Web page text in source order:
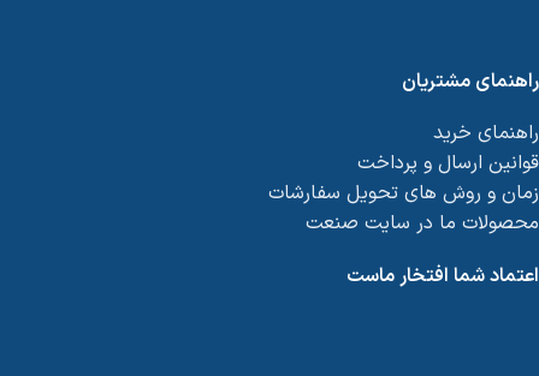
راهنمای مشتریان
راهنمای خرید
قوانین ارسال و پرداخت
زمان و روش های تحویل سفارشات
محصولات ما در سایت صنعت
اعتماد شما افتخار ماست